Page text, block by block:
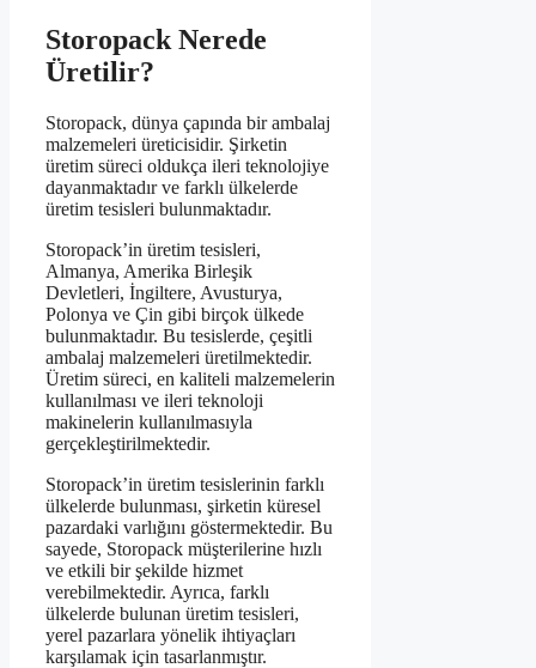
Storopack Nerede
Üretilir?
Storopack, dünya çapında bir ambalaj
malzemeleri üreticisidir. Şirketin
üretim süreci oldukça ileri teknolojiye
dayanmaktadır ve farklı ülkelerde
üretim tesisleri bulunmaktadır.
Storopack’in üretim tesisleri,
Almanya, Amerika Birleşik
Devletleri, İngiltere, Avusturya,
Polonya ve Çin gibi birçok ülkede
bulunmaktadır. Bu tesislerde, çeşitli
ambalaj malzemeleri üretilmektedir.
Üretim süreci, en kaliteli malzemelerin
kullanılması ve ileri teknoloji
makinelerin kullanılmasıyla
gerçekleştirilmektedir.
Storopack’in üretim tesislerinin farklı
ülkelerde bulunması, şirketin küresel
pazardaki varlığını göstermektedir. Bu
sayede, Storopack müşterilerine hızlı
ve etkili bir şekilde hizmet
verebilmektedir. Ayrıca, farklı
ülkelerde bulunan üretim tesisleri,
yerel pazarlara yönelik ihtiyaçları
karşılamak için tasarlanmıştır.